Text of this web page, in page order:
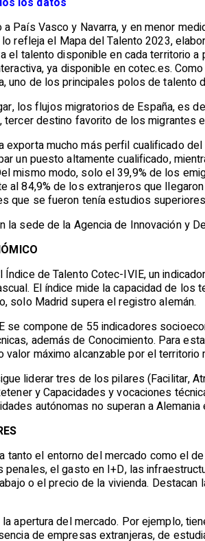
País Vasco y Navarra, y en menor
refleja el Mapa del Talento 2023,
el talento disponible en cada territorio
ya disponible en cotec.es.
uno de los principales polos de talento
los flujos migratorios de España,
tercer destino favorito de los
exporta mucho más perfil cualificado
un puesto altamente cualificado,
mismo modo, solo el 39,9% de los
al 84,9% de los extranjeros que
que se fueron tenía estudios
la sede de la Agencia de Innovación y
de Talento Cotec-IVIE, un
El índice mide la capacidad de
solo Madrid supera el registro alemán.
se compone de 55 indicadores
además de Conocimiento. Para
máximo alcanzable por el
liderar tres de los pilares (Facilitar,
y Capacidades y vocaciones
autónomas no superan a Alemania
tanto el entorno del mercado como el
el gasto en I+D, las
o el precio de la vivienda. Destacan
la apertura del mercado. Por ejemplo,
de empresas extranjeras, de